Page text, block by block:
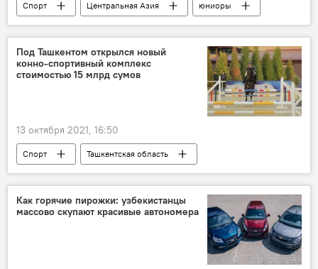
Спорт Центральная Азия
юниоры
дзюдо
Под Ташкентом открылся новый
конно-спортивный комплекс
стоимостью 15 млрд сумов
13 октября 2021, 16:50
Спорт
Ташкентская область
Хокимият
конный клуб
Как горячие пирожки: узбекистанцы
массово скупают красивые автономера